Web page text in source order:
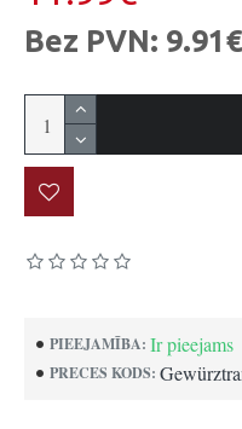
PIEEJAMĪBA: Ir pieejams
PRECES KODS:
Bez PVN: 9.91€